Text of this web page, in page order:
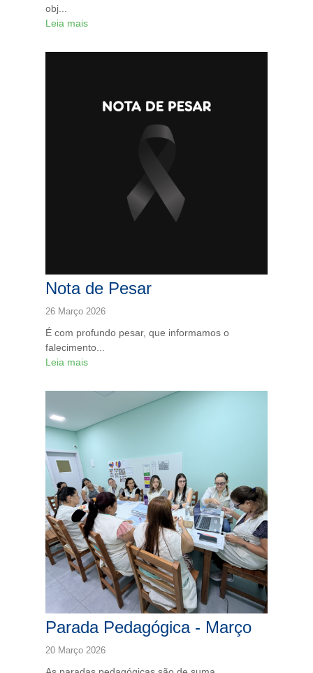
obj...
Leia mais
Nota de Pesar
26 Março 2026
É com profundo pesar, que informamos o
falecimento...
Leia mais
Parada Pedagógica - Março
20 Março 2026